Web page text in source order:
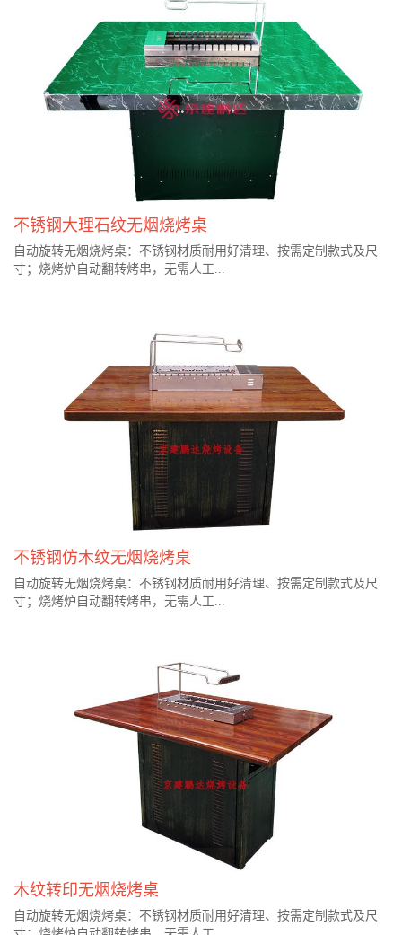
不锈钢大理石纹无烟烧烤桌
自动旋转无烟烧烤桌：不锈钢材质耐用好清理、按需定制款式及尺
寸；烧烤炉自动翻转烤串，无需人工...
不锈钢仿木纹无烟烧烤桌
自动旋转无烟烧烤桌：不锈钢材质耐用好清理、按需定制款式及尺
寸；烧烤炉自动翻转烤串，无需人工...
木纹转印无烟烧烤桌
自动旋转无烟烧烤桌：不锈钢材质耐用好清理、按需定制款式及尺